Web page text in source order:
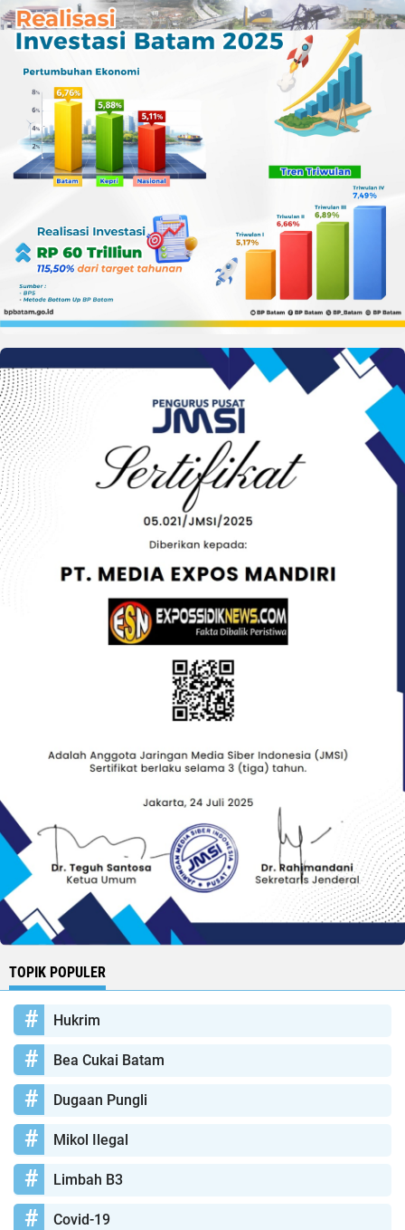
TOPIK POPULER
Hukrim
Bea Cukai Batam
Dugaan Pungli
Mikol Ilegal
Limbah B3
Covid-19